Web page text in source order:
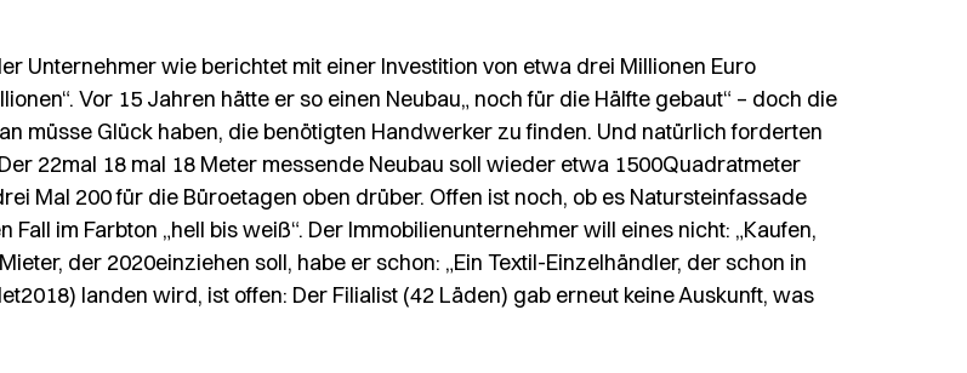
Unternehmer wie berichtet mit einer Investition von etwa drei Millionen Euro
Vor 15 Jahren hätte er so einen Neubau„ noch für die Hälfte gebaut“ – doch die
müsse Glück haben, die benötigten Handwerker zu finden. Und natürlich forderten
22mal 18 mal 18 Meter messende Neubau soll wieder etwa 1500Quadratmeter
Mal 200 für die Büroetagen oben drüber. Offen ist noch, ob es Natursteinfassade
im Farbton „hell bis weiß“. Der Immobilienunternehmer will eines nicht: „Kaufen,
der 2020einziehen soll, habe er schon: „Ein Textil-Einzelhändler, der schon in
landen wird, ist offen: Der Filialist (42 Läden) gab erneut keine Auskunft, was